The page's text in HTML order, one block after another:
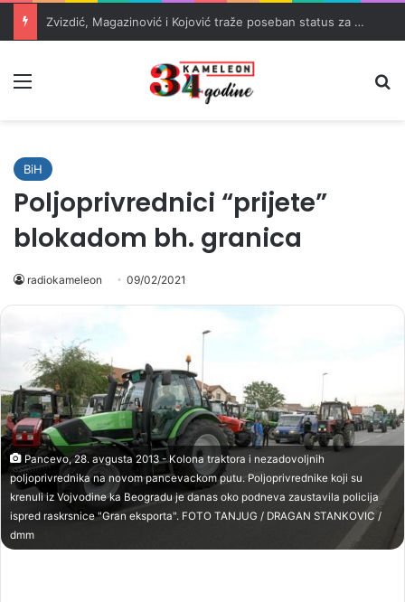
Zvizdić, Magazinović i Kojović traže poseban status za Memorijalni centar Srebrenica
BiH
Poljoprivrednici “prijete”
blokadom bh. granica
radiokameleon 09/02/2021
Pancevo, 28. avgusta 2013 - Kolona traktora i nezadovoljnih
poljoprivrednika na novom pancevackom putu. Poljoprivrednike koji su
krenuli iz Vojvodine ka Beogradu je danas oko podneva zaustavila policija
ispred raskrsnice "Gran eksporta". FOTO TANJUG / DRAGAN STANKOVIC /
dmm